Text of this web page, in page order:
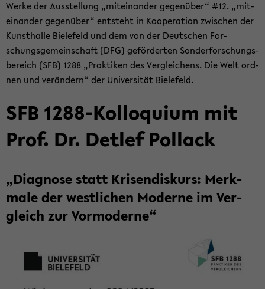
Werke der Aus­stel­lung „mit­ein­an­der ge­gen­über“ #12. „mit­
ein­an­der ge­gen­über“ ent­steht in Ko­ope­ra­ti­on zwi­schen der
Kunst­hal­le Bie­le­feld und dem von der Deut­schen For­
schungs­ge­mein­schaft (DFG) ge­för­der­ten Son­der­for­schungs­
be­reich (SFB) 1288 „Prak­ti­ken des Ver­glei­chens. Die Welt ord­
nen und ver­än­dern“ der Uni­ver­si­tät Bie­le­feld.
SFB 1288-​Kolloquium mit
Prof. Dr. Det­lef Pol­lack
„Dia­gno­se statt Kri­sen­dis­kurs: Merk­
ma­le der west­li­chen Mo­der­ne im Ver­
gleich zur Vor­mo­der­ne“